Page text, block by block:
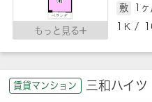
もっと見る
敷 1ヶ
1Ｋ /
賃貸マンション 三和ハイツ